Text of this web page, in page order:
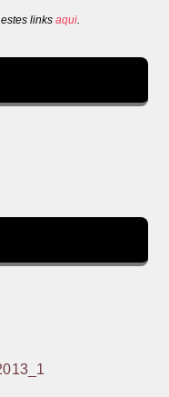
links aqui.